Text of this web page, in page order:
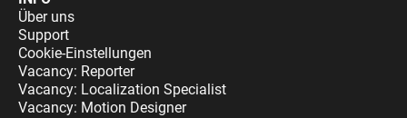
Über uns
Support
Cookie-Einstellungen
Vacancy: Reporter
Vacancy: Localization Specialist
Vacancy: Motion Designer